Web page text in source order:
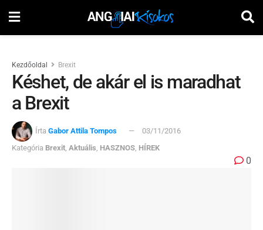
Kezdőoldal Brexit
Késhet, de akár el is maradhat
a Brexit
Írta Gabor Attila Tompos
03/11/2016
Kategória Brexit Aktuális HASZNOS HÍREK
0